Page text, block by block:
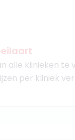
alle klinieken
per kliniek